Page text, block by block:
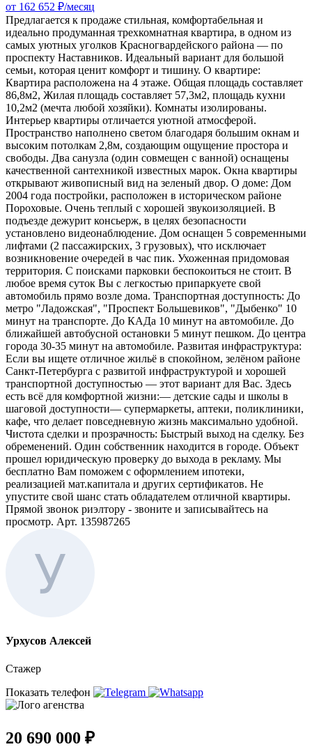
от 162 652 ₽/месяц
Предлагается к продаже стильная, комфортабельная и
идеально продуманная трехкомнатная квартира, в одном из
самых уютных уголков Красногвардейского района — по
проспекту Наставников. Идеальный вариант для большой
семьи, которая ценит комфорт и тишину. О квартире:
Квартира расположена на 4 этаже. Общая площадь составляет
86,8м2, Жилая площадь составляет 57,3м2, площадь кухни
10,2м2 (мечта любой хозяйки). Комнаты изолированы.
Интерьер квартиры отличается уютной атмосферой.
Пространство наполнено светом благодаря большим окнам и
высоким потолкам 2,8м, создающим ощущение простора и
свободы. Два санузла (один совмещен с ванной) оснащены
качественной сантехникой известных марок. Окна квартиры
открывают живописный вид на зеленый двор. О доме: Дом
2004 года постройки, расположен в историческом районе
Пороховые. Очень теплый с хорошей звукоизоляцией. В
подъезде дежурит консьерж, в целях безопасности
установлено видеонаблюдение. Дом оснащен 5 современными
лифтами (2 пассажирских, 3 грузовых), что исключает
возникновение очередей в час пик. Ухоженная придомовая
территория. С поисками парковки беспокоиться не стоит. В
любое время суток Вы с легкостью припаркуете свой
автомобиль прямо возле дома. Транспортная доступность: До
метро "Ладожская", "Проспект Большевиков", "Дыбенко" 10
минут на транспорте. До КАДа 10 минут на автомобиле. До
ближайшей автобусной остановки 5 минут пешком. До центра
города 30-35 минут на автомобиле. Развитая инфраструктура:
Если вы ищете отличное жильё в спокойном, зелёном районе
Санкт-Петербурга с развитой инфраструктурой и хорошей
транспортной доступностью — этот вариант для Вас. Здесь
есть всё для комфортной жизни:— детские сады и школы в
шаговой доступности— супермаркеты, аптеки, поликлиники,
кафе, что делает повседневную жизнь максимально удобной.
Чистота сделки и прозрачность: Быстрый выход на сделку. Без
обременений. Один собственник находится в городе. Объект
прошел юридическую проверку до выхода в рекламу. Мы
бесплатно Вам поможем с оформлением ипотеки,
реализацией мат.капитала и других сертификатов. Не
упустите свой шанс стать обладателем отличной квартиры.
Прямой звонок риэлтору - звоните и записывайтесь на
просмотр. Арт. 135987265
Урхусов Алексей
Стажер
Показать телефон
20 690 000 ₽